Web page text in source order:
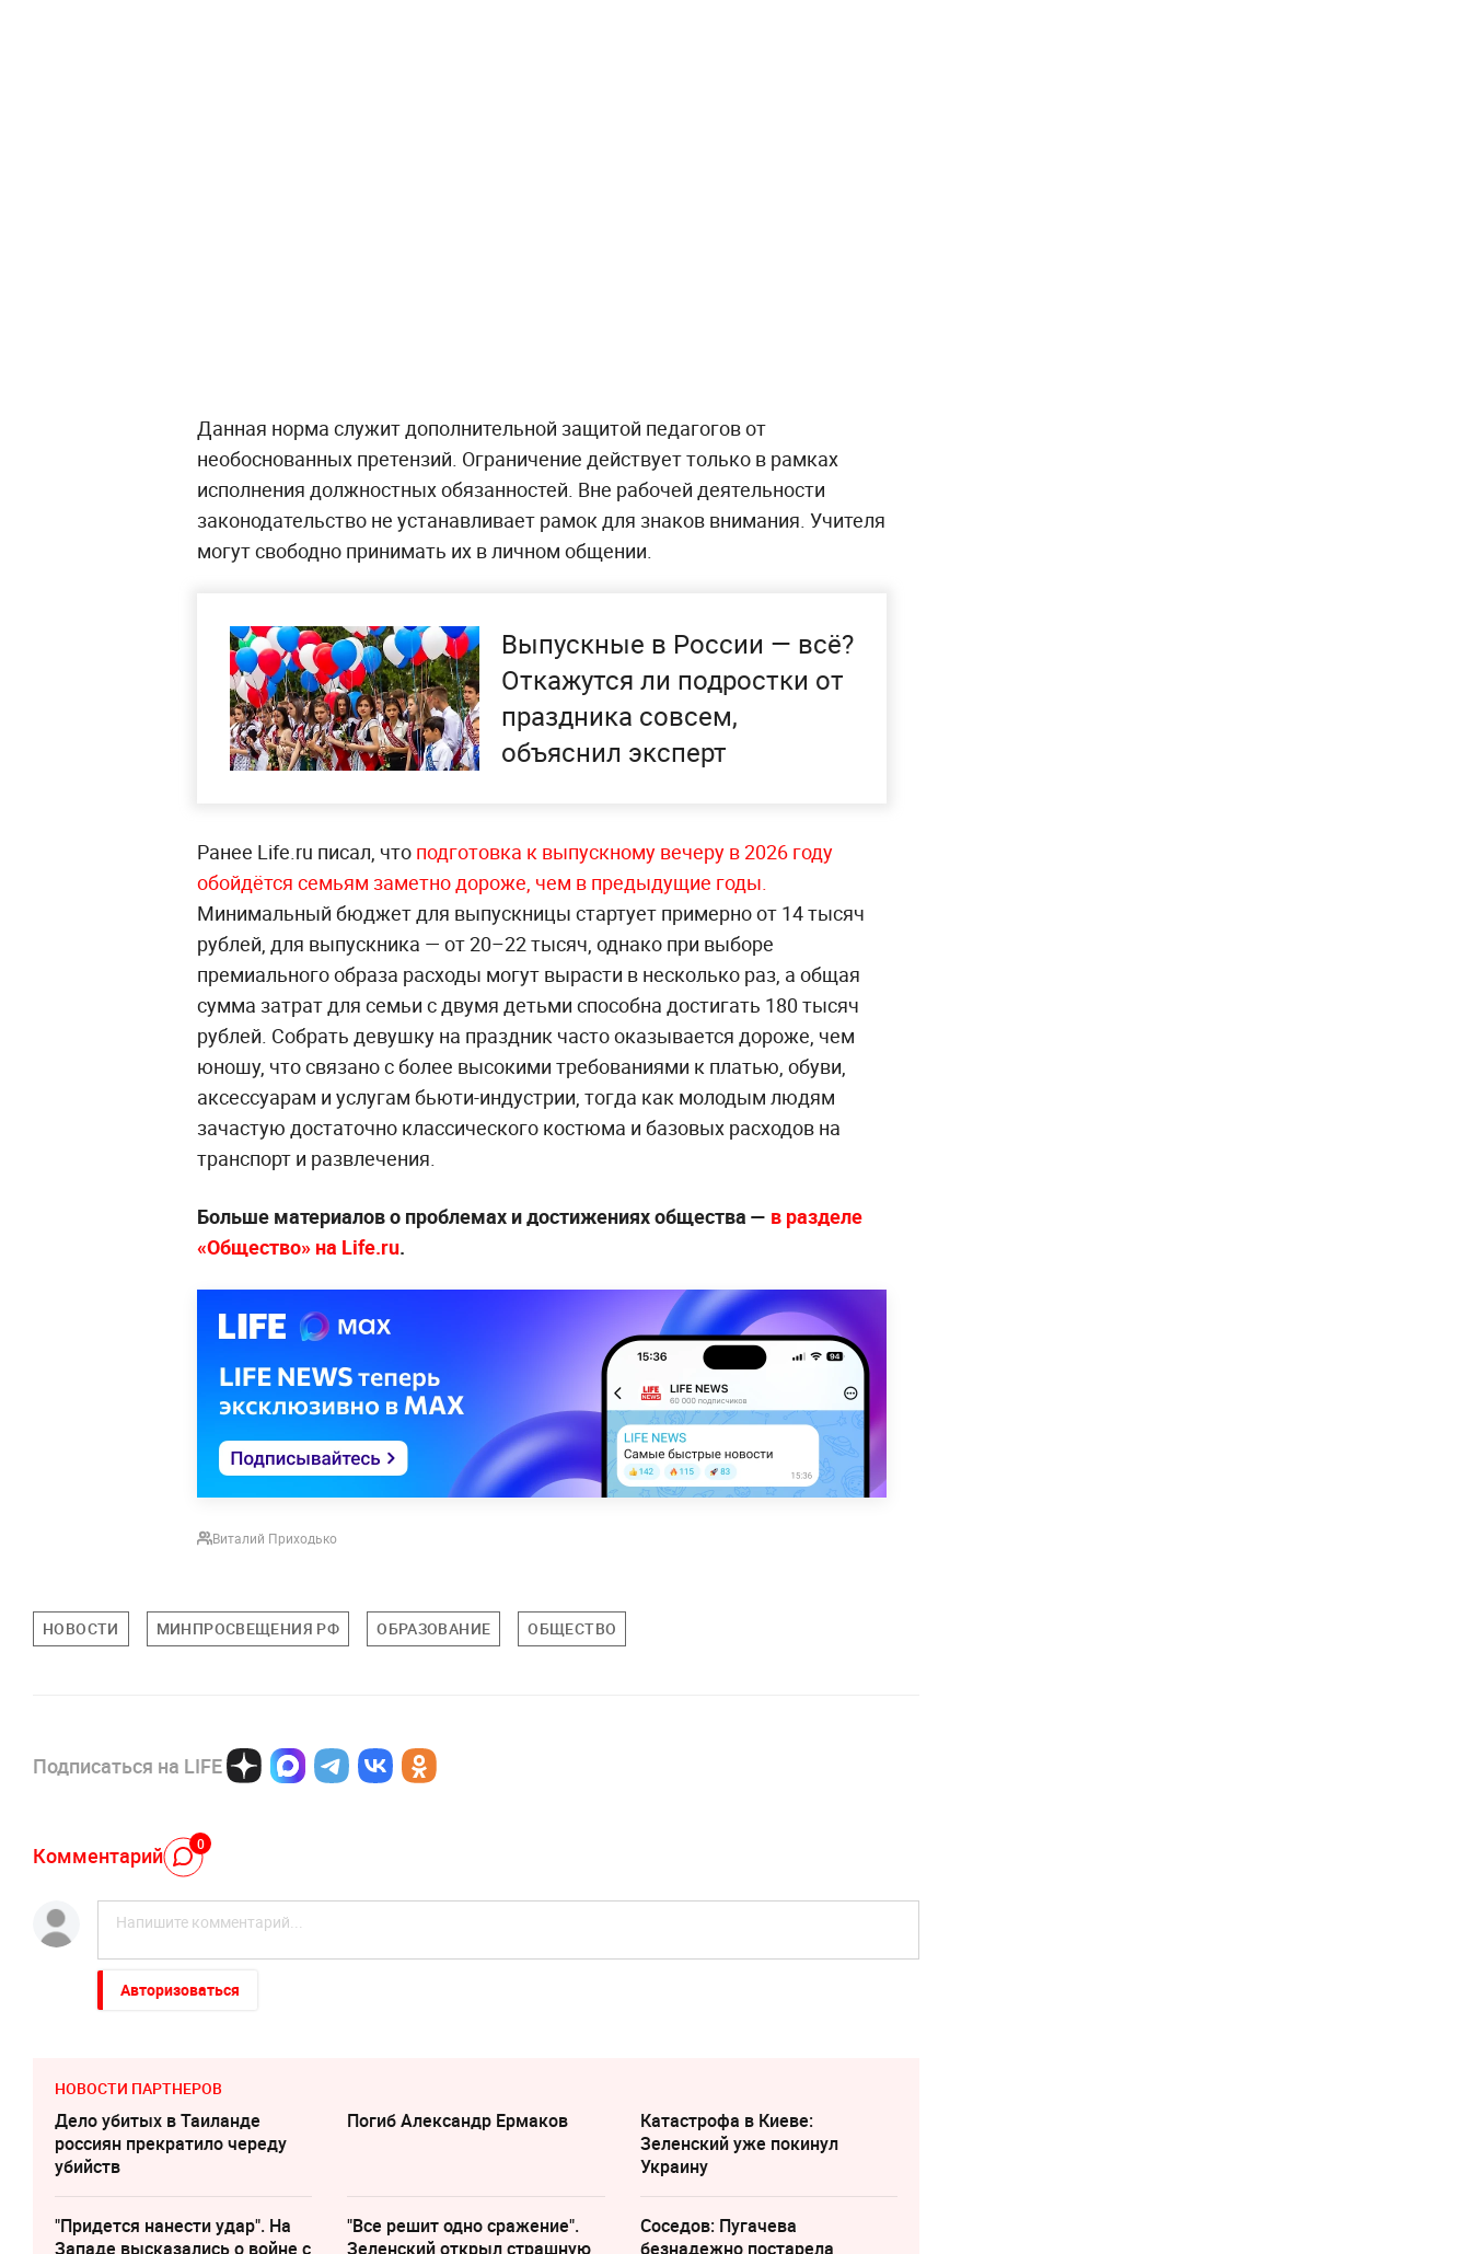
Данная норма служит дополнительной защитой педагогов от
необоснованных претензий. Ограничение действует только в рамках
исполнения должностных обязанностей. Вне рабочей деятельности
законодательство не устанавливает рамок для знаков внимания. Учителя
могут свободно принимать их в личном общении.
Выпускные в России — всё?
Откажутся ли подростки от
праздника совсем,
объяснил эксперт
Ранее Life.ru писал, что подготовка к выпускному вечеру в 2026 году
обойдётся семьям заметно дороже, чем в предыдущие годы.
Минимальный бюджет для выпускницы стартует примерно от 14 тысяч
рублей, для выпускника — от 20–22 тысяч, однако при выборе
премиального образа расходы могут вырасти в несколько раз, а общая
сумма затрат для семьи с двумя детьми способна достигать 180 тысяч
рублей. Собрать девушку на праздник часто оказывается дороже, чем
юношу, что связано с более высокими требованиями к платью, обуви,
аксессуарам и услугам бьюти-индустрии, тогда как молодым людям
зачастую достаточно классического костюма и базовых расходов на
транспорт и развлечения.
Больше материалов о проблемах и достижениях общества — в разделе
«Общество» на Life.ru.
Виталий Приходько
НОВОСТИ МИНПРОСВЕЩЕНИЯ РФ ОБРАЗОВАНИЕ ОБЩЕСТВО
Подписаться на LIFE
Комментарий 0
Авторизоваться
НОВОСТИ ПАРТНЕРОВ
Дело убитых в Таиланде
россиян прекратило череду
убийств
Погиб Александр Ермаков
Катастрофа в Киеве:
Зеленский уже покинул
Украину
"Придется нанести удар". На
Западе высказались о войне с
"Все решит одно сражение".
Зеленский открыл страшную
Соседов: Пугачева
безнадежно постарела